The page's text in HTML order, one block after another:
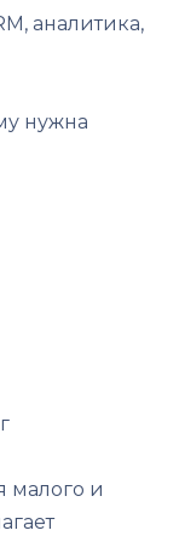
аналитика,
нужна
малого и